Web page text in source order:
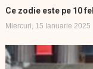
Ce zodie este pe 10
Miercuri, 15 Ianuarie 2025